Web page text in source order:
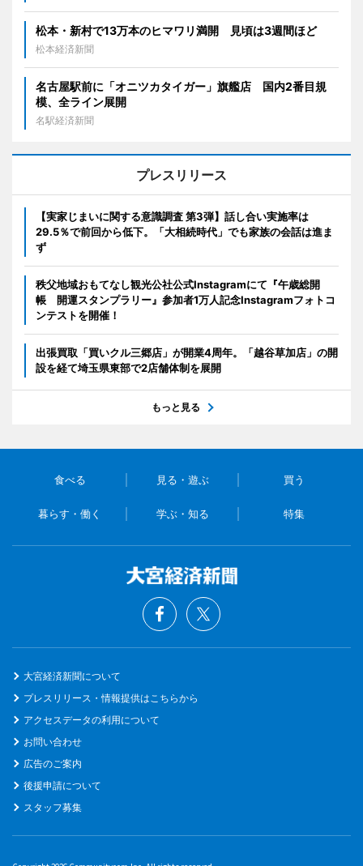
松本・新村で13万本のヒマワリ満開 見頃は3週間ほど
松本経済新聞
名古屋駅前に「オニツカタイガー」旗艦店 国内2番目規
模、全ライン展開
名駅経済新聞
プレスリリース
【実家じまいに関する意識調査 第3弾】話し合い実施率は
29.5％で前回から低下。「大相続時代」でも家族の会話は進ま
ず
秩父地域おもてなし観光公社公式Instagramにて『午歳総開
帳 開運スタンプラリー』参加者1万人記念Instagramフォトコ
ンテストを開催！
出張買取「買いクル三郷店」が開業4周年。「越谷草加店」の開
設を経て埼玉県東部で2店舗体制を展開
もっと見る
食べる 見る・遊ぶ 買う
暮らす・働く 学ぶ・知る 特集
大宮経済新聞について
プレスリリース・情報提供はこちらから
アクセスデータの利用について
お問い合わせ
広告のご案内
後援申請について
スタッフ募集